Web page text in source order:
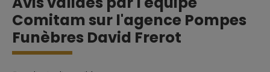
Comitam sur l'agence Pompes
Funèbres David Frerot